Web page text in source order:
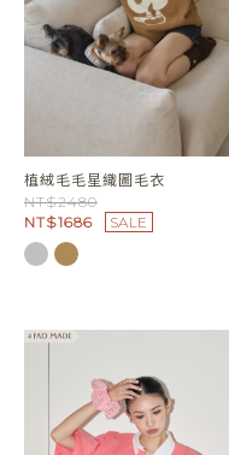
植絨毛毛星織圖毛衣
NT$2480
NT$1686
SALE